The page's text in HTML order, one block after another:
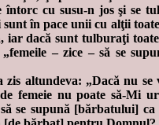
întorc cu susu-n jos şi se
sunt în pace unii cu alţii
iar dacă sunt tulburaţi toate
„femeile – zice – să se
altundeva: „Dacă nu se
femeie nu poate să-Mi
se supună [bărbatului]